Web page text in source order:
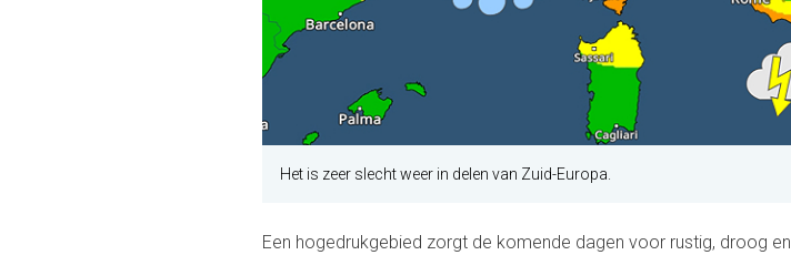
Het is zeer slecht weer in delen van Zuid-Europa.
Een hogedrukgebied zorgt de komende dagen voor rustig, droog en